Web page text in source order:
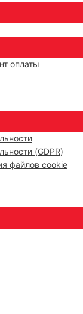
оплаты
(GDPR)
файлов cookie